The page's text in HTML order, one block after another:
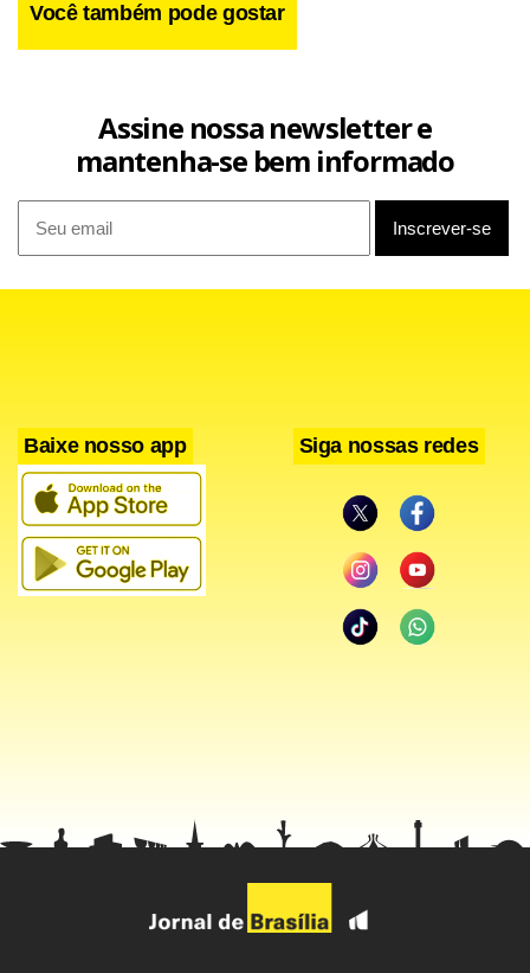
Facebook
WhatsApp
LinkedIn
Twitter
X
Você também pode gostar
Assine nossa newsletter e
mantenha-se bem informado
Baixe nosso app Siga nossas redes